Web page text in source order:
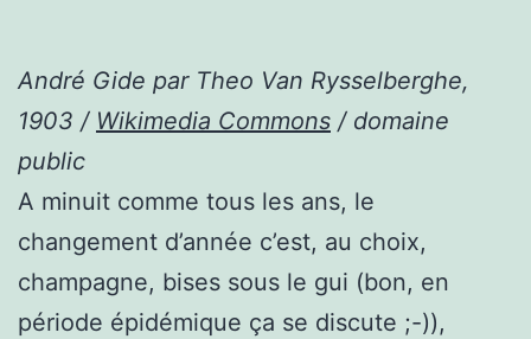
André Gide par Theo Van Rysselberghe,
1903 / Wikimedia Commons / domaine
public
A minuit comme tous les ans, le
changement d’année c’est, au choix,
champagne, bises sous le gui (bon, en
période épidémique ça se discute ;-)),